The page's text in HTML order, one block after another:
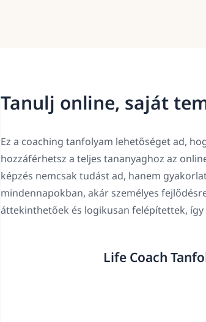
Tanulj online, saját
Ez a coaching tanfolyam lehetőséget ad,
hozzáférhetsz a teljes tananyaghoz az
képzés nemcsak tudást ad, hanem
mindennapokban, akár személyes
áttekinthetőek és logikusan felépítettek,
Life Coach